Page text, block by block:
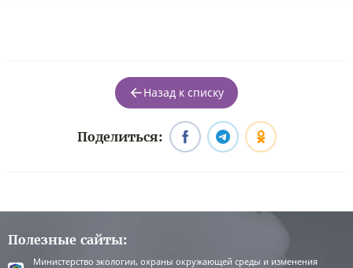
Назад к списку
Поделиться:
Полезные сайты:
Министерство экологии, охраны окружающей среды и изменения